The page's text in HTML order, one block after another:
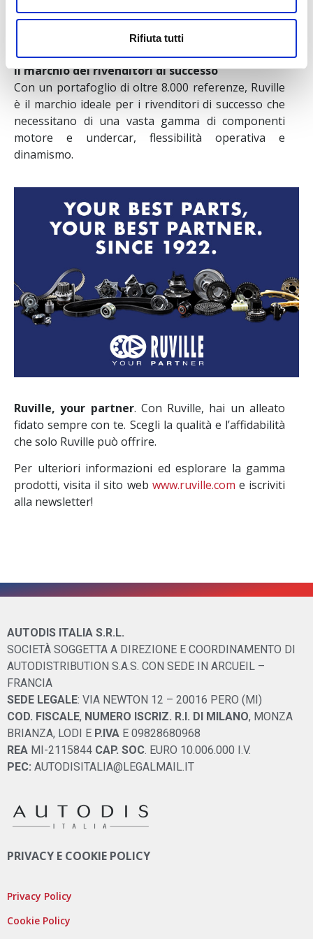
Rifiuta tutti
giusta senza dover acquistare sempre l’intero kit.
Il marchio dei rivenditori di successo
Con un portafoglio di oltre 8.000 referenze, Ruville
è il marchio ideale per i rivenditori di successo che
necessitano di una vasta gamma di componenti
motore e undercar, flessibilità operativa e
dinamismo.
Ruville, your partner. Con Ruville, hai un alleato
fidato sempre con te. Scegli la qualità e l’affidabilità
che solo Ruville può offrire.
Per ulteriori informazioni ed esplorare la gamma
prodotti, visita il sito web www.ruville.com e iscriviti
alla newsletter!
AUTODIS ITALIA S.R.L.
SOCIETÀ SOGGETTA A DIREZIONE E COORDINAMENTO DI
AUTODISTRIBUTION S.A.S. CON SEDE IN ARCUEIL –
FRANCIA
SEDE LEGALE: VIA NEWTON 12 – 20016 PERO (MI)
COD. FISCALE, NUMERO ISCRIZ. R.I. DI MILANO, MONZA
BRIANZA, LODI E P.IVA E 09828680968
REA MI-2115844 CAP. SOC. EURO 10.006.000 I.V.
PEC: AUTODISITALIA@LEGALMAIL.IT
PRIVACY E COOKIE POLICY
Privacy Policy
Cookie Policy